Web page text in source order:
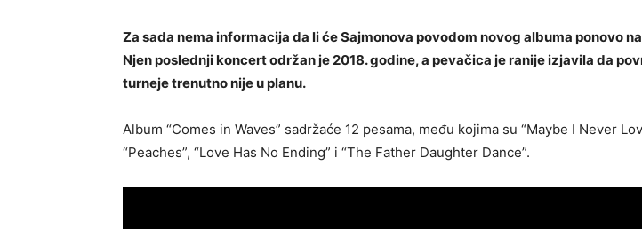
Za sada nema informacija da li će Sajmonova povodom novog albuma ponovo
Njen poslednji koncert održan je 2018. godine, a pevačica je ranije izjavila da
turneje trenutno nije u planu.
Album “Comes in Waves” sadržaće 12 pesama, među kojima su “Maybe I Never
“Peaches”, “Love Has No Ending” i “The Father Daughter Dance”.